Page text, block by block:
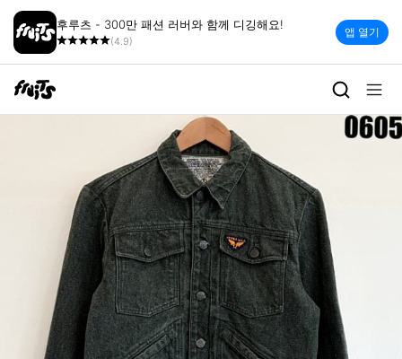
후루츠 - 300만 패션 러버와 함께 디깅해요!
(4.9)
앱 열기